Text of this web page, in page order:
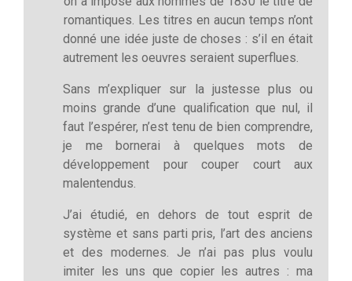
romantiques. Les titres en aucun temps n’ont
donné une idée juste de choses : s’il en était
autrement les oeuvres seraient superflues.
Sans m’expliquer sur la justesse plus ou
moins grande d’une qualification que nul, il
faut l’espérer, n’est tenu de bien comprendre,
je me bornerai à quelques mots de
développement pour couper court aux
malentendus.
J’ai étudié, en dehors de tout esprit de
système et sans parti pris, l’art des anciens
et des modernes. Je n’ai pas plus voulu
imiter les uns que copier les autres : ma